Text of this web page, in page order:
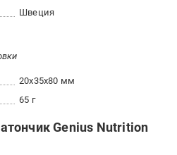
Швеция
20x35x80 мм
65 г
Genius Nutrition